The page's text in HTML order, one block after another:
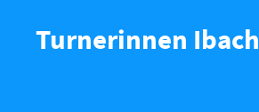
Turnerinnen Ibach